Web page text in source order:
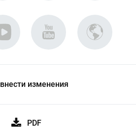
внести изменения
PDF